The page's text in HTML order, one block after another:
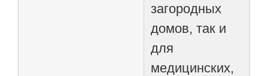
загородных
домов, так и
для
медицинских,